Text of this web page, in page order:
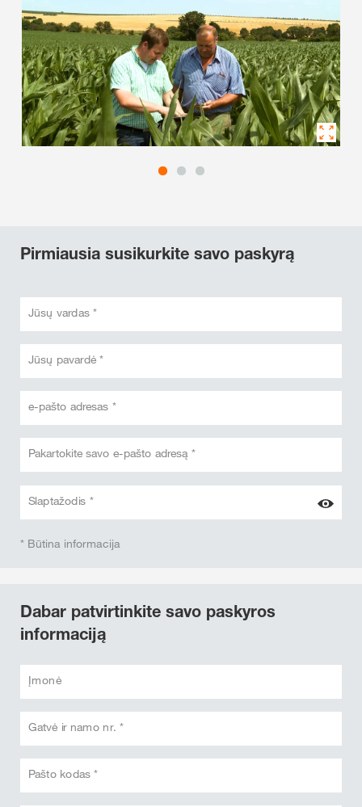
Pirmiausia susikurkite savo paskyrą
Jūsų vardas *
Jūsų pavardė *
e-pašto adresas *
Pakartokite savo e-pašto adresą *
Slaptažodis *
* Būtina informacija
Dabar patvirtinkite savo paskyros
informaciją
Įmonė
Gatvė ir namo nr. *
Pašto kodas *